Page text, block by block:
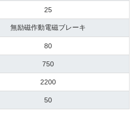
25
無励磁作動電磁ブレーキ
80
750
2200
50